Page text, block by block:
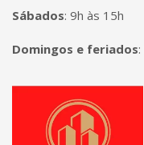
Sábados: 9h às 15h
Domingos e feriados:
Página inicial